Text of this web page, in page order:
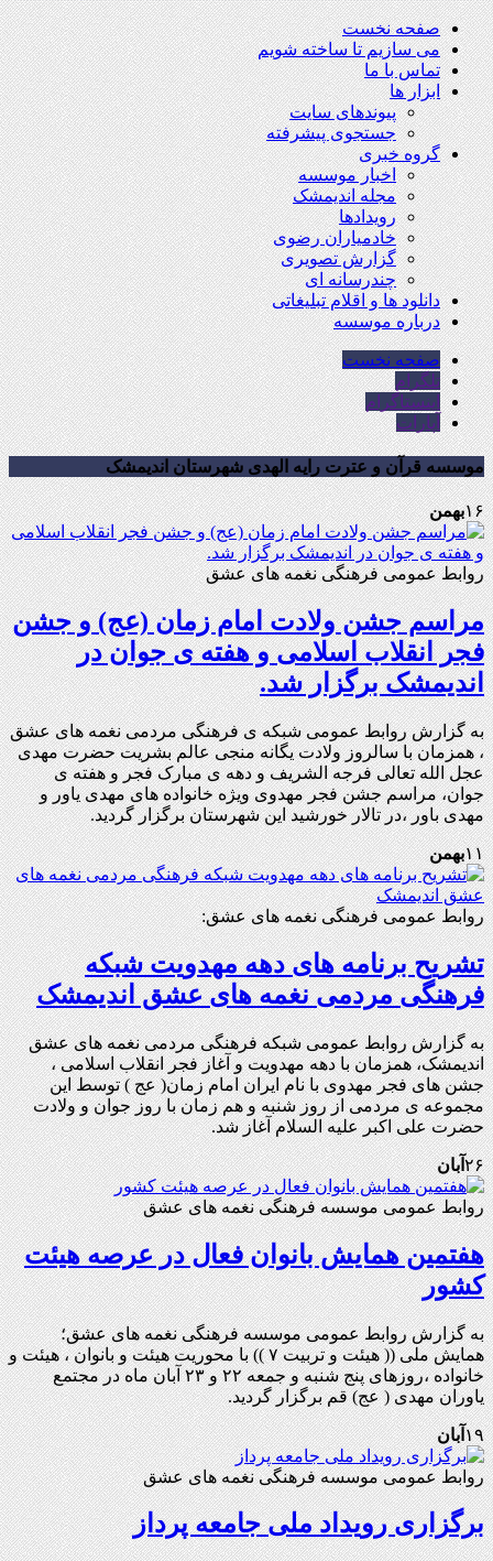
صفحه نخست
می سازیم تا ساخته شویم
تماس با ما
ابزار ها
پیوندهای سایت
جستجوی پیشرفته
گروه خبری
اخبار موسسه
مجله اندیمشک
رویدادها
خادمیاران رضوی
گزارش تصویری
چندرسانه ای
دانلود ها و اقلام تبلیغاتی
درباره موسسه
صفحه نخست
تلگرام
اینستاگرام
آپارات
موسسه قرآن و عترت رایه الهدی شهرستان اندیمشک
۱۶بهمن
روابط عمومی فرهنگی نغمه های عشق
مراسم جشن ولادت امام زمان (عج) و جشن
فجر انقلاب اسلامی و هفته ی جوان در
اندیمشک برگزار شد.
به گزارش روابط عمومی شبکه ی فرهنگی مردمی نغمه های عشق
، همزمان با سالروز ولادت یگانه منجی عالم بشریت حضرت مهدی
عجل الله تعالی فرجه الشریف و دهه ی مبارک فجر و هفته ی
جوان، مراسم جشن فجر مهدوی ویژه خانواده های مهدی یاور و
مهدی باور ،در تالار خورشید این شهرستان برگزار گردید.
۱۱بهمن
روابط عمومی فرهنگی نغمه های عشق:
تشریح برنامه های دهه مهدویت شبکه
فرهنگی مردمی نغمه های عشق اندیمشک
به گزارش روابط عمومی شبکه فرهنگی مردمی نغمه های عشق
اندیمشک، همزمان با دهه مهدویت و آغاز فجر انقلاب اسلامی ،
جشن های فجر مهدوی با نام ایران امام زمان( عج ) توسط این
مجموعه ی مردمی از روز شنبه و هم زمان با روز جوان و ولادت
حضرت علی اکبر علیه السلام آغاز شد.
۲۶آبان
روابط عمومی موسسه فرهنگی نغمه های عشق
هفتمین همایش بانوان فعال در عرصه‌ هیئت
کشور
به گزارش روابط عمومی موسسه فرهنگی نغمه های عشق؛
همایش ملی (( هیئت و تربیت ۷ )) با محوریت هیئت و بانوان ، هیئت و
خانواده ،روزهای پنج شنبه و جمعه ۲۲ و ۲۳ آبان ماه در مجتمع
یاوران مهدی ( عج) قم برگزار گردید.
۱۹آبان
روابط عمومی موسسه فرهنگی نغمه های عشق
برگزاری رویداد ملی جامعه پرداز